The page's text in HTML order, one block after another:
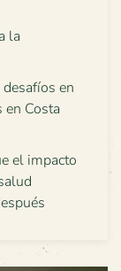
la
en
en Costa
el impacto